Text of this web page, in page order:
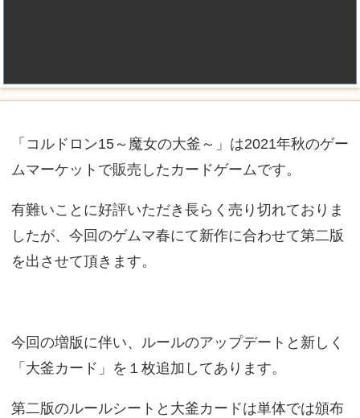
「コルドロン15～魔女の大釜～」は2021年秋のゲー
ムマーケットで販売したカードゲームです。
有難いことに好評いただき長らく売り切れておりま
したが、今回のゲムマ春にて新作に合わせて第二版
を出させて頂きます。
今回の増版に伴い、ルールのアップデートと新しく
「大釜カード」を１枚追加してあります。
第二版のルールシートと大釜カードは単体では頒布